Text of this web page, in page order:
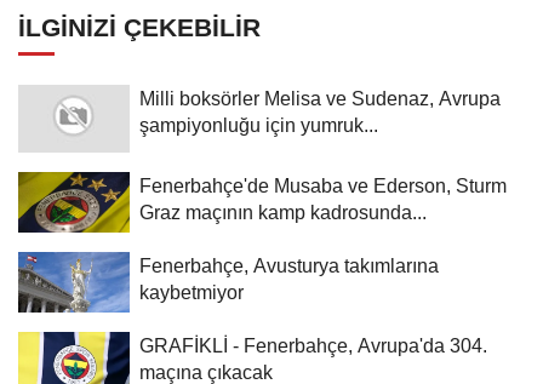
İLGINIZI ÇEKEBILIR
Milli boksörler Melisa ve Sudenaz, Avrupa
şampiyonluğu için yumruk...
Fenerbahçe'de Musaba ve Ederson, Sturm
Graz maçının kamp kadrosunda...
Fenerbahçe, Avusturya takımlarına
kaybetmiyor
GRAFİKLİ - Fenerbahçe, Avrupa'da 304.
maçına çıkacak